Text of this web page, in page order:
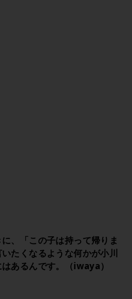
、「この子は持って帰りま
たくなるような何かが小川
あるんです。（iwaya）